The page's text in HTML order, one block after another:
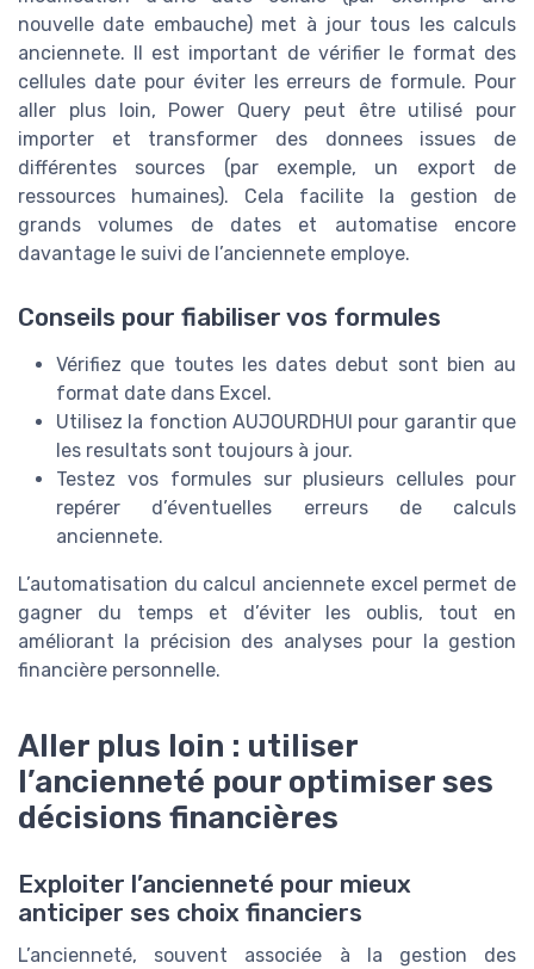
nouvelle date embauche) met à jour tous les calculs
anciennete. Il est important de vérifier le format des
cellules date pour éviter les erreurs de formule. Pour
aller plus loin, Power Query peut être utilisé pour
importer et transformer des donnees issues de
différentes sources (par exemple, un export de
ressources humaines). Cela facilite la gestion de
grands volumes de dates et automatise encore
davantage le suivi de l’anciennete employe.
Conseils pour fiabiliser vos formules
Vérifiez que toutes les dates debut sont bien au
format date dans Excel.
Utilisez la fonction AUJOURDHUI pour garantir que
les resultats sont toujours à jour.
Testez vos formules sur plusieurs cellules pour
repérer d’éventuelles erreurs de calculs
anciennete.
L’automatisation du calcul anciennete excel permet de
gagner du temps et d’éviter les oublis, tout en
améliorant la précision des analyses pour la gestion
financière personnelle.
Aller plus loin : utiliser
l’ancienneté pour optimiser ses
décisions financières
Exploiter l’ancienneté pour mieux
anticiper ses choix financiers
L’ancienneté, souvent associée à la gestion des